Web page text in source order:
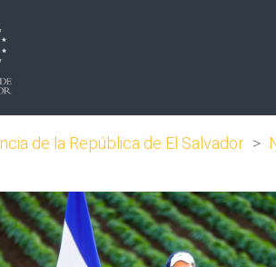
de la República de El Salvador >